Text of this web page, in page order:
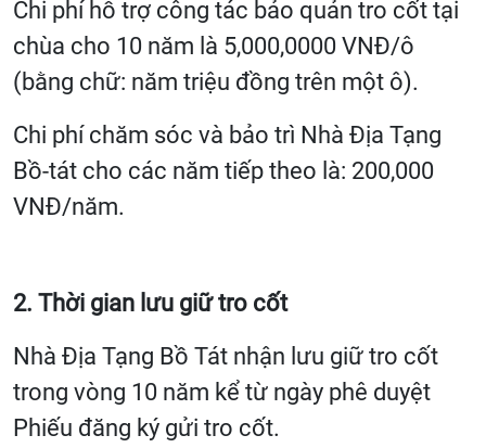
Chi phí hỗ trợ công tác bảo quản tro cốt tại
chùa cho 10 năm là 5,000,0000 VNĐ/ô
(bằng chữ: năm triệu đồng trên một ô).
Chi phí chăm sóc và bảo trì Nhà Địa Tạng
Bồ-tát cho các năm tiếp theo là: 200,000
VNĐ/năm.
2. Thời gian lưu giữ tro cốt
Nhà Địa Tạng Bồ Tát nhận lưu giữ tro cốt
trong vòng 10 năm kể từ ngày phê duyệt
Phiếu đăng ký gửi tro cốt.